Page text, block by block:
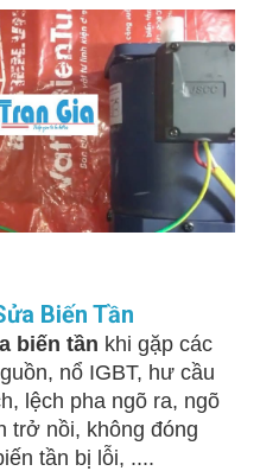
Biến Tần
biến tần khi gặp các
nổ IGBT, hư cầu
lệch pha ngõ ra, ngõ
trở nồi, không đóng
tần bị lỗi, ....